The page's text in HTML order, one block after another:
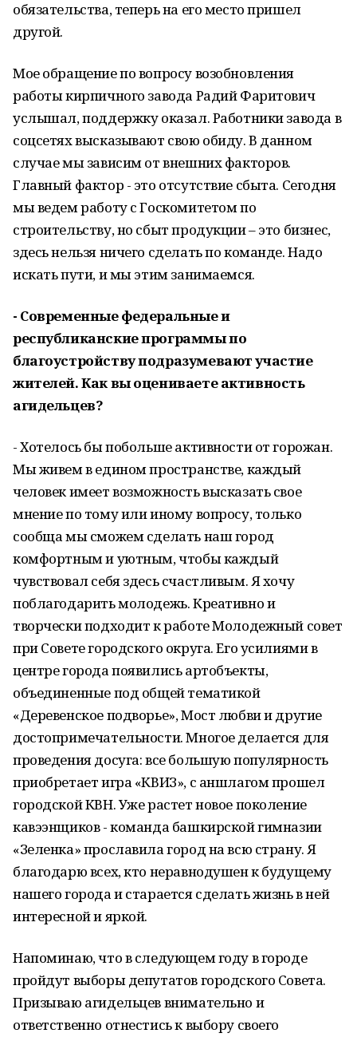
обязательства, теперь на его место пришел
другой.
Мое обращение по вопросу возобновления
работы кирпичного завода Радий Фаритович
услышал, поддержку оказал. Работники завода в
соцсетях высказывают свою обиду. В данном
случае мы зависим от внешних факторов.
Главный фактор - это отсутствие сбыта. Сегодня
мы ведем работу с Госкомитетом по
строительству, но сбыт продукции – это бизнес,
здесь нельзя ничего сделать по команде. Надо
искать пути, и мы этим занимаемся.
- Современные федеральные и
республиканские программы по
благоустройству подразумевают участие
жителей. Как вы оцениваете активность
агидельцев?
- Хотелось бы побольше активности от горожан.
Мы живем в едином пространстве, каждый
человек имеет возможность высказать свое
мнение по тому или иному вопросу, только
сообща мы сможем сделать наш город
комфортным и уютным, чтобы каждый
чувствовал себя здесь счастливым. Я хочу
поблагодарить молодежь. Креативно и
творчески подходит к работе Молодежный совет
при Совете городского округа. Его усилиями в
центре города появились артобъекты,
объединенные под общей тематикой
«Деревенское подворье», Мост любви и другие
достопримечательности. Многое делается для
проведения досуга: все большую популярность
приобретает игра «КВИЗ», с аншлагом прошел
городской КВН. Уже растет новое поколение
кавээнщиков - команда башкирской гимназии
«Зеленка» прославила город на всю страну. Я
благодарю всех, кто неравнодушен к будущему
нашего города и старается сделать жизнь в ней
интересной и яркой.
Напоминаю, что в следующем году в городе
пройдут выборы депутатов городского Совета.
Призываю агидельцев внимательно и
ответственно отнестись к выбору своего